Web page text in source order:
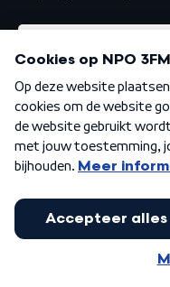
Algemene voorwaarden